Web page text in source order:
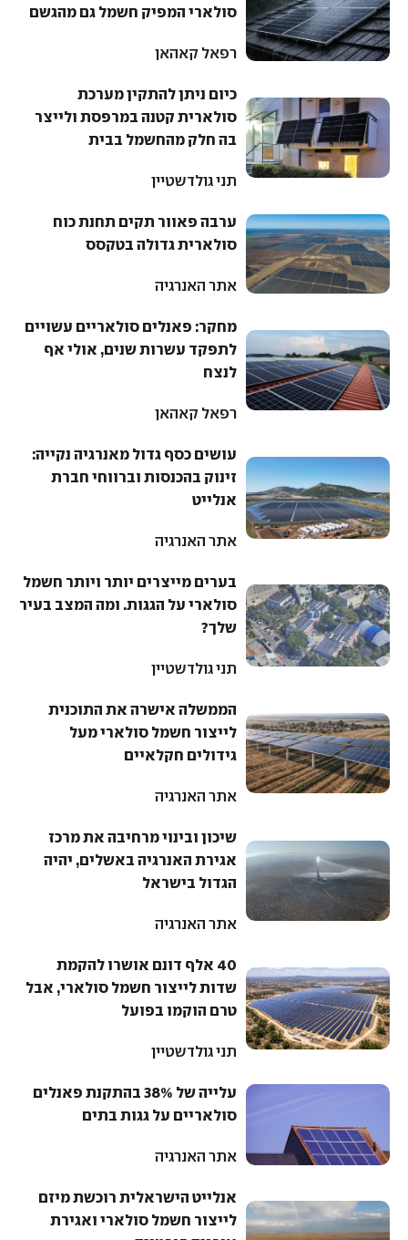
סולארי המפיק חשמל גם מהגשם
רפאל קאהאן
כיום ניתן להתקין מערכת
סולארית קטנה במרפסת ולייצר
בה חלק מהחשמל בבית
תני גולדשטיין
ערבה פאוור תקים תחנת כוח
סולארית גדולה בטקסס
אתר האנרגיה
מחקר: פאנלים סולאריים עשויים
לתפקד עשרות שנים, אולי אף
לנצח
רפאל קאהאן
עושים כסף גדול מאנרגיה נקייה:
זינוק בהכנסות וברווחי חברת
אנלייט
אתר האנרגיה
בערים מייצרים יותר ויותר חשמל
סולארי על הגגות. ומה המצב בעיר
שלך?
תני גולדשטיין
הממשלה אישרה את התוכנית
לייצור חשמל סולארי מעל
גידולים חקלאיים
אתר האנרגיה
שיכון ובינוי מרחיבה את מרכז
אגירת האנרגיה באשלים, יהיה
הגדול בישראל
אתר האנרגיה
40 אלף דונם אושרו להקמת
שדות לייצור חשמל סולארי, אבל
טרם הוקמו בפועל
תני גולדשטיין
עלייה של 38% בהתקנת פאנלים
סולאריים על גגות בתים
אתר האנרגיה
אנלייט הישראלית רוכשת מיזם
לייצור חשמל סולארי ואגירת